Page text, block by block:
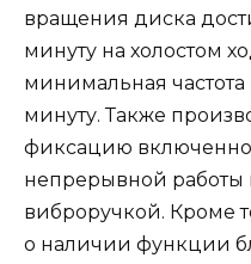
вращения диска
минуту на холостом
минимальная частота
минуту. Также
фиксацию
непрерывной работы
виброручкой. Кроме
о наличии функции